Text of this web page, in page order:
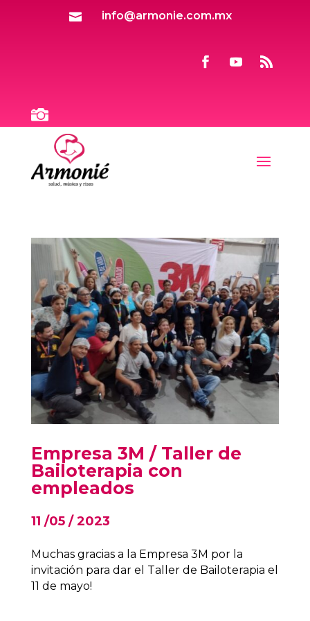
 info@armonie.com.mx

Empresa 3M / Taller de
Bailoterapia con
empleados
11 /05 / 2023
Muchas gracias a la Empresa 3M por la
invitación para dar el Taller de Bailoterapia el
11 de mayo!